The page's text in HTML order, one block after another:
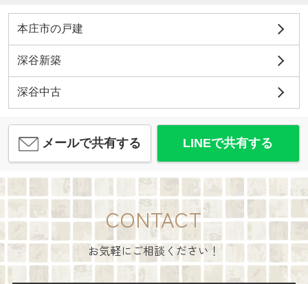
本庄市の戸建
深谷新築
深谷中古
メールで共有する LINEで共有する
CONTACT
お気軽にご相談ください！